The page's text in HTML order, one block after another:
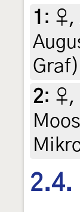
1 : ♀,
Graf)
2: ♀,
2.4.